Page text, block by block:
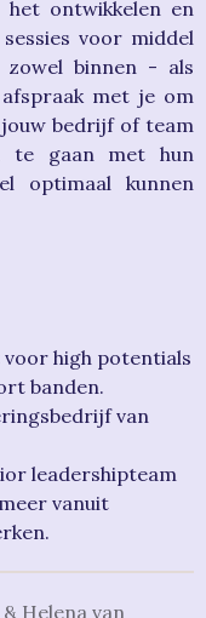
ontwikkelen en
voor middel
binnen - als
met je om
bedrijf of team
te gaan met hun
optimaal kunnen
high potentials
banden.
van
leadershipteam
vanuit
Helena van